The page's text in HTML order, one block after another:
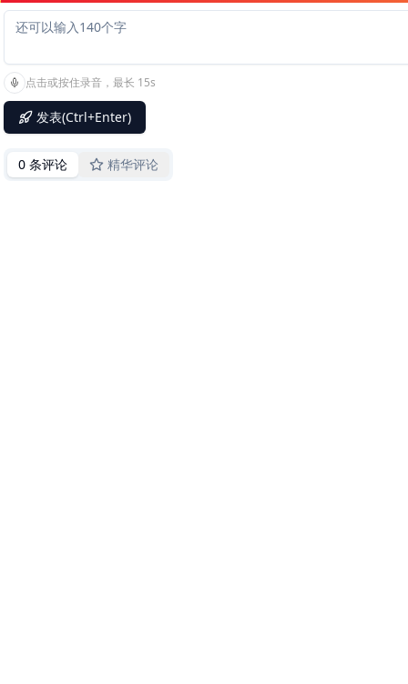
点击或按住录音，最长 15s
发表(Ctrl+Enter)
0 条评论 精华评论